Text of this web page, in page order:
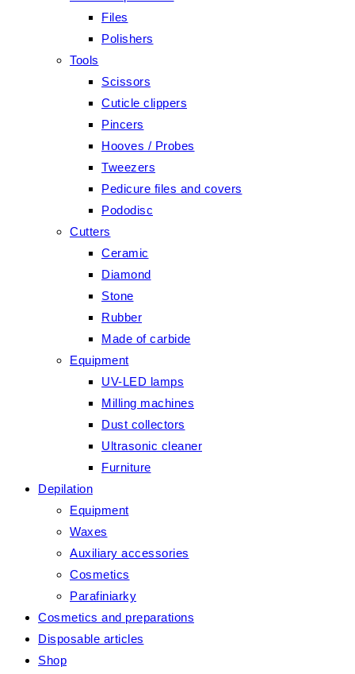
Files
Polishers
Tools
Scissors
Cuticle clippers
Pincers
Hooves / Probes
Tweezers
Pedicure files and covers
Pododisc
Cutters
Ceramic
Diamond
Stone
Rubber
Made of carbide
Equipment
UV-LED lamps
Milling machines
Dust collectors
Ultrasonic cleaner
Furniture
Depilation
Equipment
Waxes
Auxiliary accessories
Cosmetics
Parafiniarky
Cosmetics and preparations
Disposable articles
Shop